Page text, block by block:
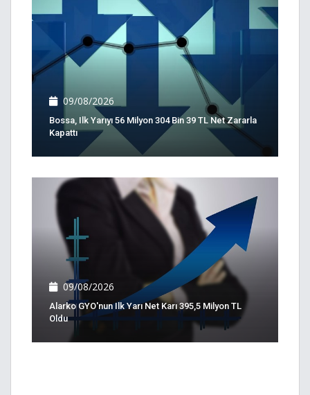
09/08/2026
Bossa, Ilk Yarıyı 56 Milyon 304 Bin 39 TL Net Zararla
Kapattı
09/08/2026
Alarko GYO'nun Ilk Yarı Net Karı 395,5 Milyon TL
Oldu